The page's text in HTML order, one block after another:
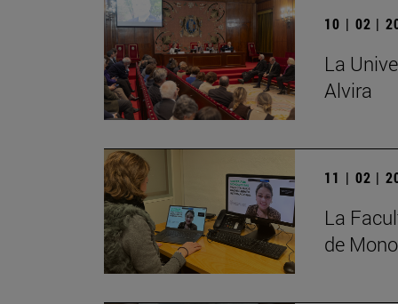
10 | 02 |
La
Alvira
11 | 02 |
La
de